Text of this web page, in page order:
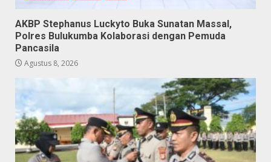
AKBP Stephanus Luckyto Buka Sunatan Massal,
Polres Bulukumba Kolaborasi dengan Pemuda
Pancasila
Agustus 8, 2026